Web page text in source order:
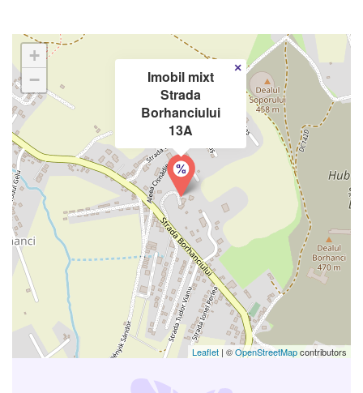
Imobil mixt
Strada
Borhanciului
13A
×
+
−
Leaflet | ©OpenStreetMapcontributors